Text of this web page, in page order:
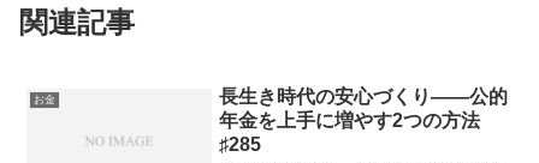
関連記事
お金
長生き時代の安心づくり――公的
年金を上手に増やす2つの方法
♯285